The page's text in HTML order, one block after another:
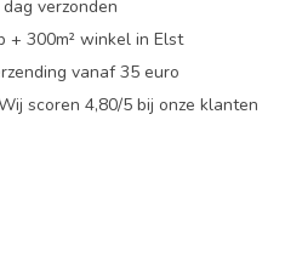
verzonden
+ 300m² winkel in Elst
vanaf 35 euro
Wij scoren 4,80/5 bij onze klanten